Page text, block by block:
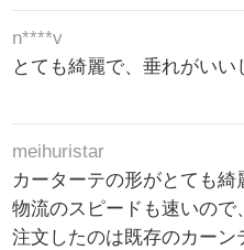
n****v
とても綺麗で、垂れがいい
meihuristar
カーターテの形がとても
物流のスピードも速いので
注文したのは既存のカー